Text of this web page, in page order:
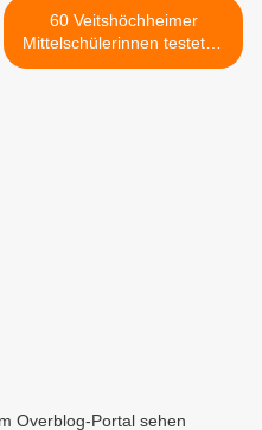
60 Veitshöchheimer
Mittelschülerinnen testeten
bei der „Technik-Rallye“ des
Overblog-Portal sehen